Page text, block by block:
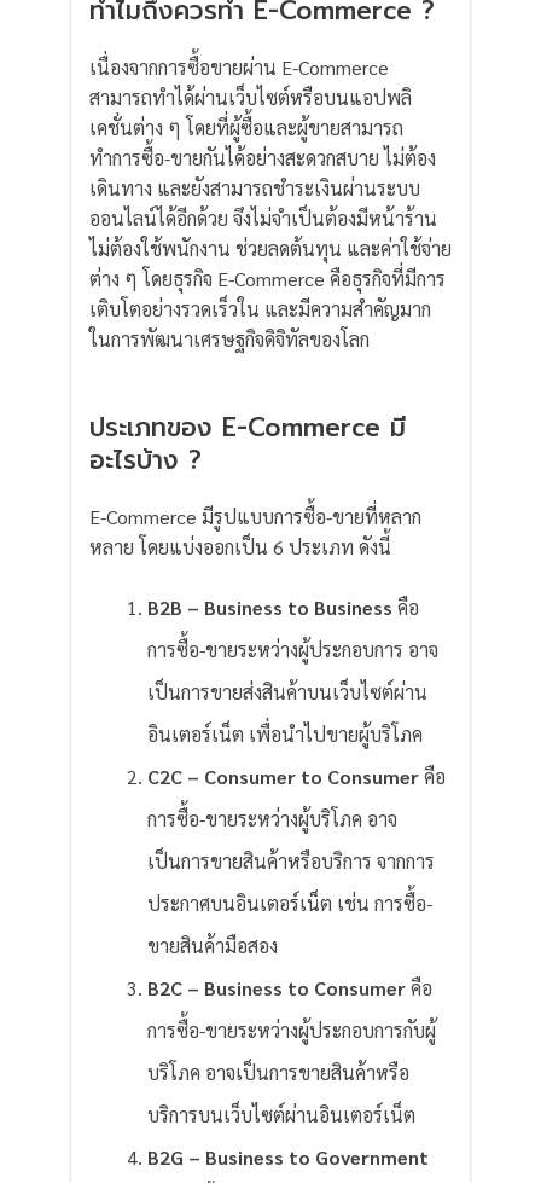
ทำไมถึงควรทำ E-Commerce ?
เนื่องจากการซื้อขายผ่าน E-Commerce
สามารถทำได้ผ่านเว็บไซต์หรือบนแอปพลิ
เคชั่นต่าง ๆ โดยที่ผู้ซื้อและผู้ขายสามารถ
ทำการซื้อ-ขายกันได้อย่างสะดวกสบาย ไม่ต้อง
เดินทาง และยังสามารถชำระเงินผ่านระบบ
ออนไลน์ได้อีกด้วย จึงไม่จำเป็นต้องมีหน้าร้าน
ไม่ต้องใช้พนักงาน ช่วยลดต้นทุน และค่าใช้จ่าย
ต่าง ๆ โดยธุรกิจ E-Commerce คือธุรกิจที่มีการ
เติบโตอย่างรวดเร็วใน และมีความสำคัญมาก
ในการพัฒนาเศรษฐกิจดิจิทัลของโลก
ประเภทของ E-Commerce มี
อะไรบ้าง ?
E-Commerce มีรูปแบบการซื้อ-ขายที่หลาก
หลาย โดยแบ่งออกเป็น 6 ประเภท ดังนี้
B2B – Business to Business คือ
การซื้อ-ขายระหว่างผู้ประกอบการ อาจ
เป็นการขายส่งสินค้าบนเว็บไซต์ผ่าน
อินเตอร์เน็ต เพื่อนำไปขายผู้บริโภค
C2C – Consumer to Consumerคือ
การซื้อ-ขายระหว่างผู้บริโภค อาจ
เป็นการขายสินค้าหรือบริการ จากการ
ประกาศบนอินเตอร์เน็ต เช่น การซื้อ-
ขายสินค้ามือสอง
B2C – Business to Consumerคือ
การซื้อ-ขายระหว่างผู้ประกอบการกับผู้
บริโภค อาจเป็นการขายสินค้าหรือ
บริการบนเว็บไซต์ผ่านอินเตอร์เน็ต
B2G – Business to Government